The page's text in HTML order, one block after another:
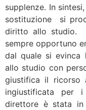
supplenze. In
sostituzione si
diritto allo studio.
sempre opportuno
dal quale si evinca
allo studio con
giustifica il ricorso
ingiustificata per
direttore è stata in